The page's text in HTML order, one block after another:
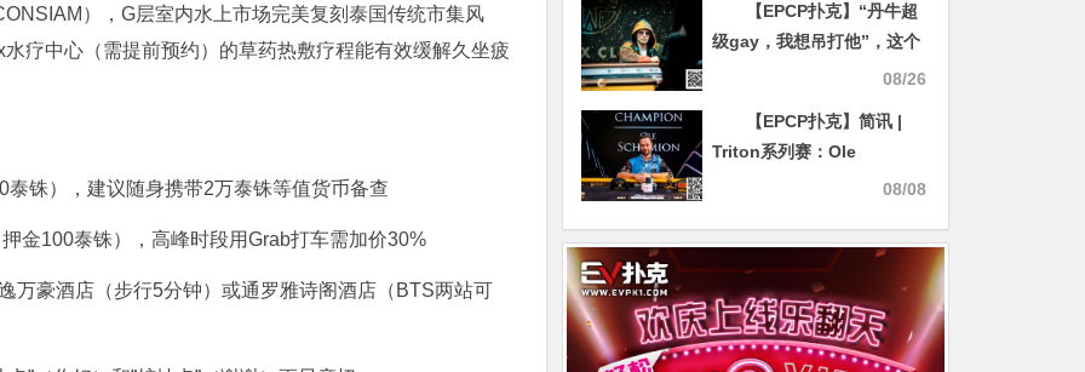
），G层室内水上市场完美复刻泰国传统市集风
疗中心（需提前预约）的草药热敷疗程能有效缓解久坐疲
铢），建议随身携带2万泰铢等值货币备查
金100泰铢），高峰时段用Grab打车需加价30%
万豪酒店（步行5分钟）或通罗雅诗阁酒店（BTS两站可
【EPCP扑克】“丹牛超
级gay，我想吊打他”，这个
刚输掉1,500万美元就口出狂
08/26
【EPCP扑克】简讯 |
Triton系列赛：Ole
Schemion在50K锦标赛中
08/08